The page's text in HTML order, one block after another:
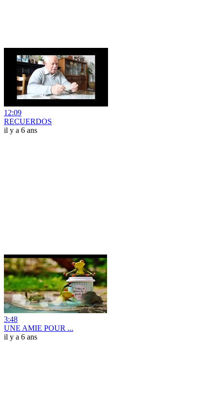
12:09
RECUERDOS
il y a 6 ans
3:48
UNE AMIE POUR ...
il y a 6 ans